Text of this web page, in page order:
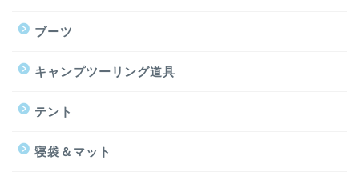
ブーツ
キャンプツーリング道具
テント
寝袋＆マット